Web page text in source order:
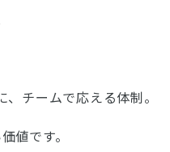
チームで応える体制。
値です。